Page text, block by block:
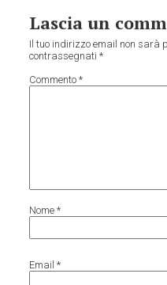
Lascia un
Il tuo indirizzo email non sarà
contrassegnati*
Commento*
Nome*
Email*